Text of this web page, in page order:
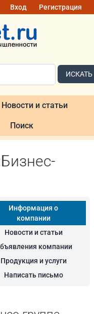
Вход Регистрация
ИСКАТЬ
Новости и статьи
Поиск
Информация о
компании
Новости и статьи
компании
Продукция и услуги
Написать письмо